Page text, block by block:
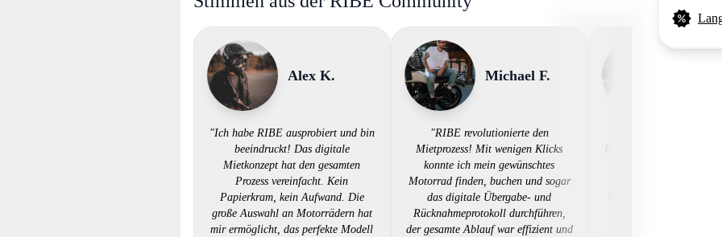
Alex K.
"Ich habe RIBE ausprobiert und bin
beeindruckt! Das digitale
Mietkonzept hat den gesamten
Prozess vereinfacht. Kein
Papierkram, kein Aufwand. Die
große Auswahl an Motorrädern hat
mir ermöglicht, das perfekte Modell
Michael F.
"RIBE revolutionierte den
Mietprozess! Mit wenigen Klicks
konnte ich mein gewünschtes
Motorrad finden, buchen und sogar
das digitale Übergabe- und
Rücknahmeprotokoll durchführen,
der gesamte Ablauf war effizient und